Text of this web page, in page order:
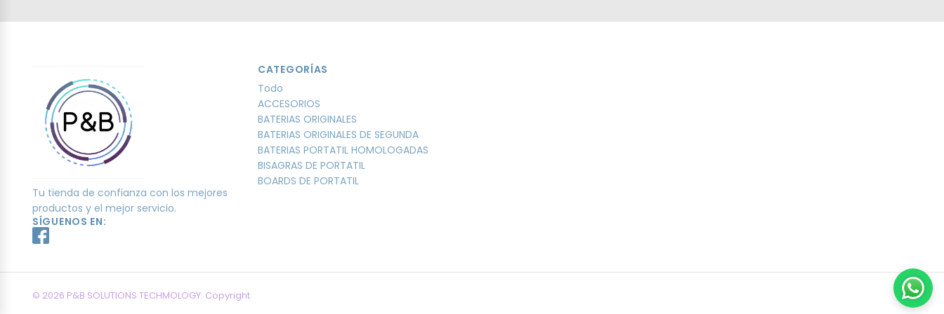
Tu tienda de confianza con los mejores
productos y el mejor servicio.
SÍGUENOS EN:
CATEGORÍAS
Todo
ACCESORIOS
BATERIAS ORIGINALES
BATERIAS ORIGINALES DE SEGUNDA
BATERIAS PORTATIL HOMOLOGADAS
BISAGRAS DE PORTATIL
BOARDS DE PORTATIL
© 2026 P&B SOLUTIONS TECHMOLOGY. Copyright